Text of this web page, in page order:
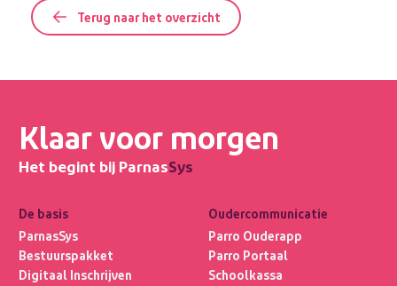
Terug naar het overzicht
Klaar voor morgen
Het begint bij ParnasSys
De basis
ParnasSys
Bestuurspakket
Digitaal Inschrijven
Oudercommunicatie
Parro Ouderapp
Parro Portaal
Schoolkassa